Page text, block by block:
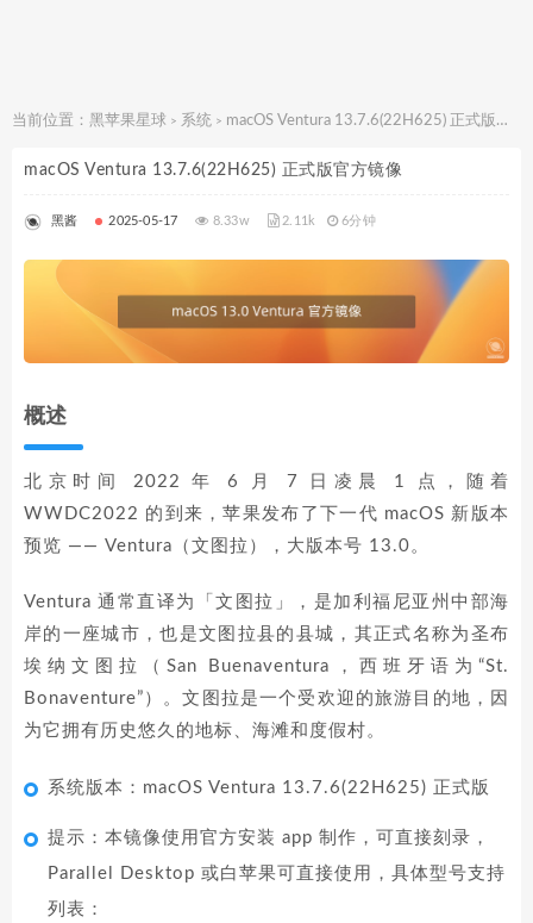
当前位置： 黑苹果星球 > 系统 > macOS Ventura 13.7.6(22H625) 正式版官方镜像
macOS Ventura 13.7.6(22H625) 正式版官方镜像
黑酱 2025-05-17 8.33w 2.11k 6分钟
概述
北京时间 2022 年 6 月 7 日凌晨 1 点，随着
WWDC2022 的到来，苹果发布了下一代 macOS 新版本
预览 —— Ventura（文图拉），大版本号 13.0。
Ventura 通常直译为「文图拉」，是加利福尼亚州中部海
岸的一座城市，也是文图拉县的县城，其正式名称为圣布
埃纳文图拉（San Buenaventura，西班牙语为“St.
Bonaventure”）。文图拉是一个受欢迎的旅游目的地，因
为它拥有历史悠久的地标、海滩和度假村。
系统版本：macOS Ventura 13.7.6(22H625) 正式版
提示：本镜像使用官方安装 app 制作，可直接刻录，
Parallel Desktop 或白苹果可直接使用，具体型号支持
列表：